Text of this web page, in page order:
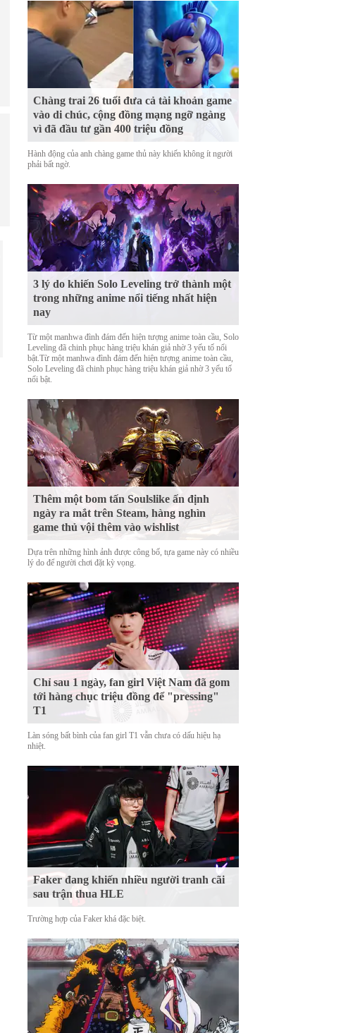
Chàng trai 26 tuổi đưa cả tài khoản game
vào di chúc, cộng đồng mạng ngỡ ngàng
vì đã đầu tư gần 400 triệu đồng
Hành động của anh chàng game thủ này khiến không ít người
phải bất ngờ.
3 lý do khiến Solo Leveling trở thành một
trong những anime nổi tiếng nhất hiện
nay
Từ một manhwa đình đám đến hiện tượng anime toàn cầu, Solo
Leveling đã chinh phục hàng triệu khán giả nhờ 3 yếu tố nổi
bật.Từ một manhwa đình đám đến hiện tượng anime toàn cầu,
Solo Leveling đã chinh phục hàng triệu khán giả nhờ 3 yếu tố
nổi bật.
Thêm một bom tấn Soulslike ấn định
ngày ra mắt trên Steam, hàng nghìn
game thủ vội thêm vào wishlist
Dựa trên những hình ảnh được công bố, tựa game này có nhiều
lý do để người chơi đặt kỳ vọng.
Chỉ sau 1 ngày, fan girl Việt Nam đã gom
tới hàng chục triệu đồng để "pressing"
T1
Làn sóng bất bình của fan girl T1 vẫn chưa có dấu hiệu hạ
nhiệt.
Faker đang khiến nhiều người tranh cãi
sau trận thua HLE
Trường hợp của Faker khá đặc biệt.